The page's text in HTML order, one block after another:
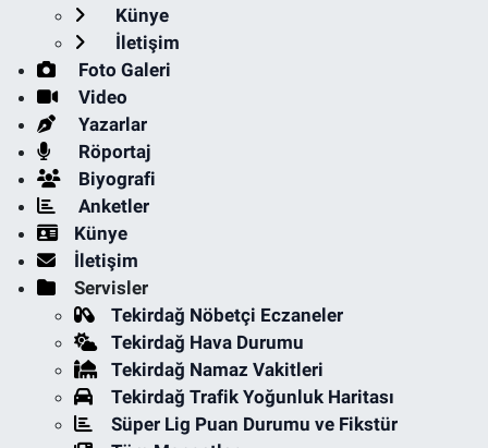
Künye
İletişim
Foto Galeri
Video
Yazarlar
Röportaj
Biyografi
Anketler
Künye
İletişim
Servisler
Tekirdağ Nöbetçi Eczaneler
Tekirdağ Hava Durumu
Tekirdağ Namaz Vakitleri
Tekirdağ Trafik Yoğunluk Haritası
Süper Lig Puan Durumu ve Fikstür